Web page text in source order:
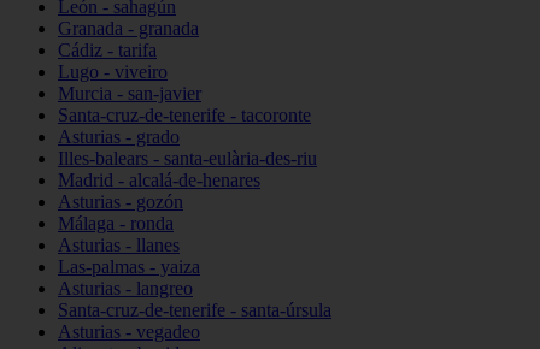
León - sahagún
Granada - granada
Cádiz - tarifa
Lugo - viveiro
Murcia - san-javier
Santa-cruz-de-tenerife - tacoronte
Asturias - grado
Illes-balears - santa-eulària-des-riu
Madrid - alcalá-de-henares
Asturias - gozón
Málaga - ronda
Asturias - llanes
Las-palmas - yaiza
Asturias - langreo
Santa-cruz-de-tenerife - santa-úrsula
Asturias - vegadeo